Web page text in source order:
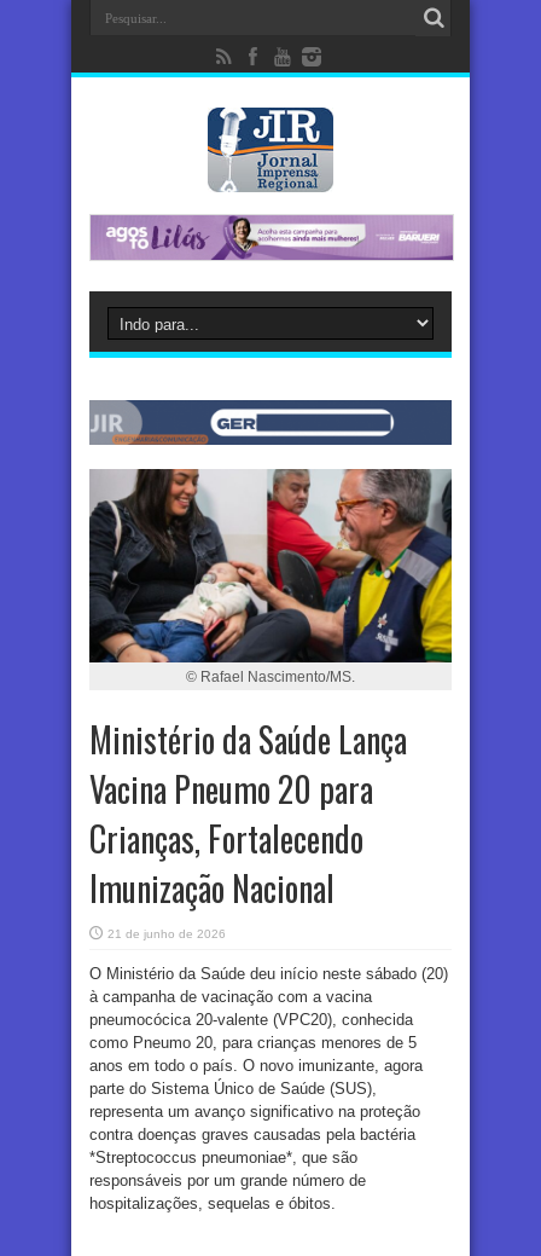
© Rafael Nascimento/MS.
Ministério da Saúde Lança
Vacina Pneumo 20 para
Crianças, Fortalecendo
Imunização Nacional
21 de junho de 2026
O Ministério da Saúde deu início neste sábado (20)
à campanha de vacinação com a vacina
pneumocócica 20-valente (VPC20), conhecida
como Pneumo 20, para crianças menores de 5
anos em todo o país. O novo imunizante, agora
parte do Sistema Único de Saúde (SUS),
representa um avanço significativo na proteção
contra doenças graves causadas pela bactéria
*Streptococcus pneumoniae*, que são
responsáveis por um grande número de
hospitalizações, sequelas e óbitos.